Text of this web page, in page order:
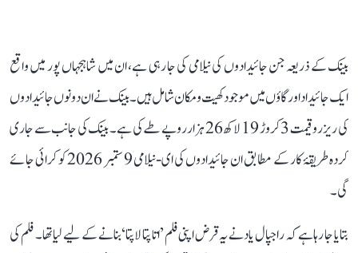
بینک کے ذریعہ جن جائیدادوں کی نیلامی کی جا رہی ہے، ان میں شاہجہاں پور میں واقع
ایک جائیداد اور گاؤں میں موجود کھیت و مکان شامل ہیں۔ بینک نے ان دونوں جائیدادوں
کی ریزرو قیمت 3 کروڑ 19 لاکھ 26 ہزار روپے طے کی ہے۔ بینک کی جانب سے جاری
کردہ طریقۂ کار کے مطابق ان جائیدادوں کی ای-نیلامی 9 ستمبر 2026 کو کرائی جائے
گی۔
بتایا جا رہا ہے کہ راجپال یاد نے یہ قرض اپنی فلم ’اتا پتا لاپتا‘ بنانے کے لیے لیا تھا۔ فلم کی